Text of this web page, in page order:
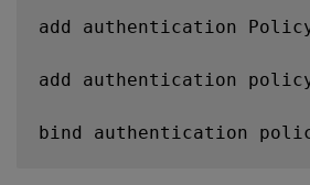
add authentication
add authentication
bind authentication